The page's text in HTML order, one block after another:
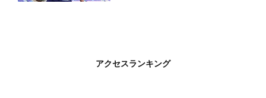
アクセスランキング